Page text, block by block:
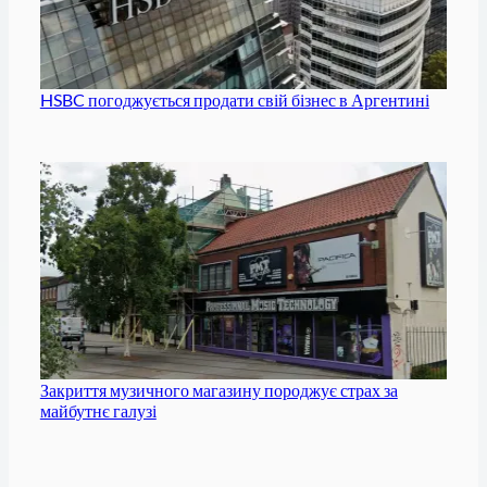
HSBC погоджується продати свій бізнес в Аргентині
Закриття музичного магазину породжує страх за
майбутнє галузі